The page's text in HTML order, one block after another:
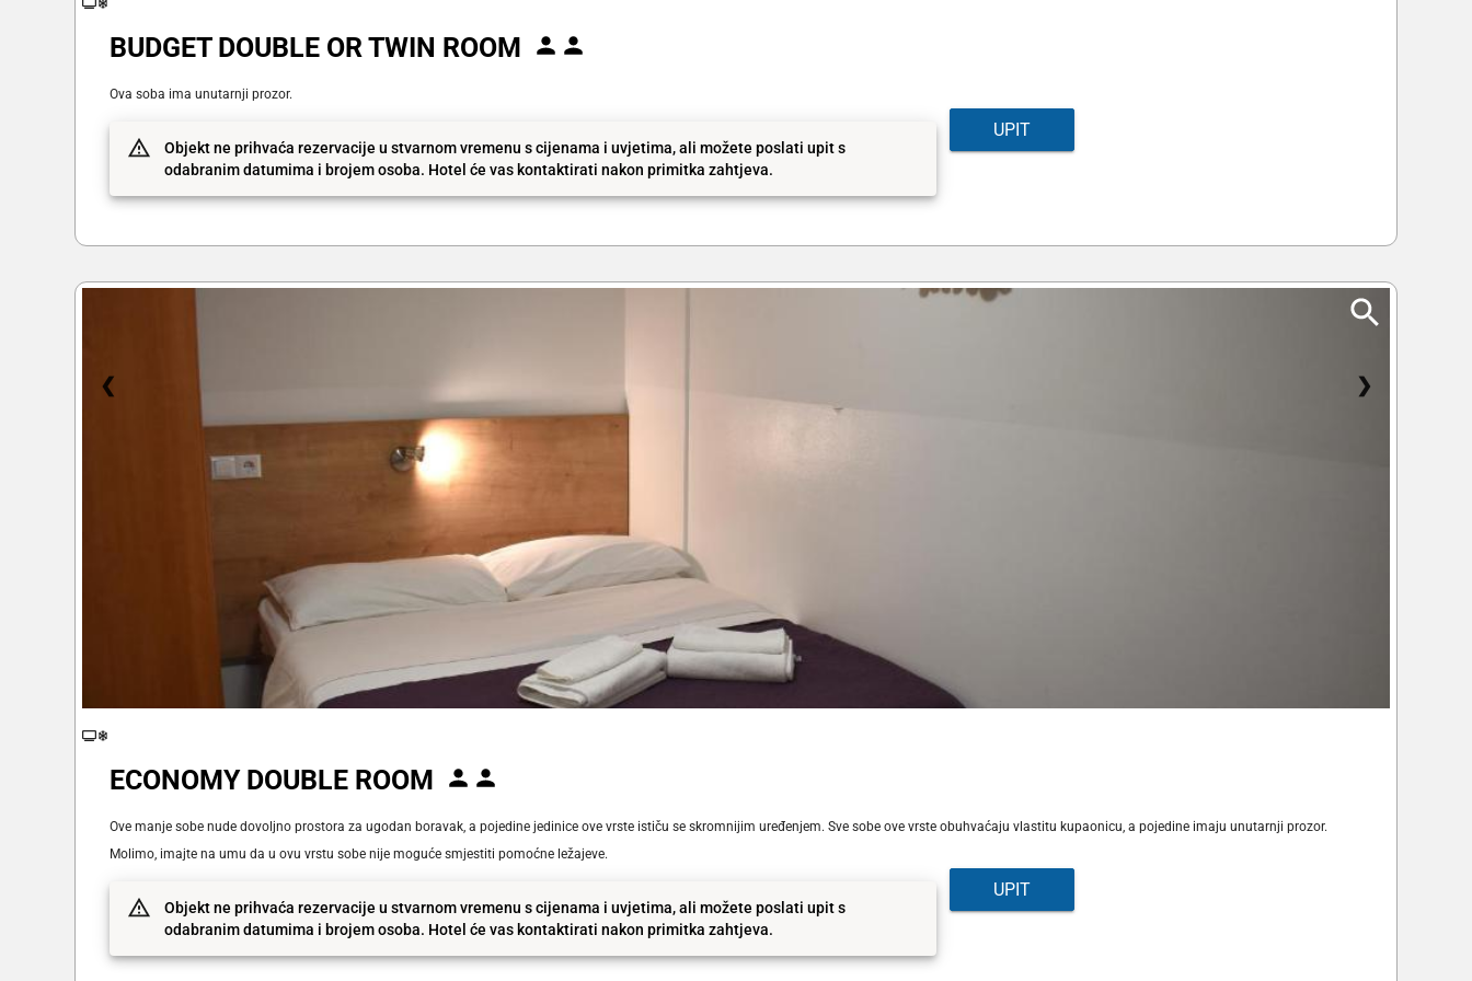
BUDGET DOUBLE OR TWIN ROOM
Ova soba ima unutarnji prozor.
Objekt ne prihvaća rezervacije u stvarnom vremenu s cijenama i uvjetima, ali možete poslati upit s
odabranim datumima i brojem osoba. Hotel će vas kontaktirati nakon primitka zahtjeva.
UPIT
❮ ❯
ECONOMY DOUBLE ROOM
Ove manje sobe nude dovoljno prostora za ugodan boravak, a pojedine jedinice ove vrste ističu se skromnijim uređenjem. Sve sobe ove vrste obuhvaćaju vlastitu kupaonicu, a pojedine imaju unutarnji prozor.
Molimo, imajte na umu da u ovu vrstu sobe nije moguće smjestiti pomoćne ležajeve.
Objekt ne prihvaća rezervacije u stvarnom vremenu s cijenama i uvjetima, ali možete poslati upit s
odabranim datumima i brojem osoba. Hotel će vas kontaktirati nakon primitka zahtjeva.
UPIT